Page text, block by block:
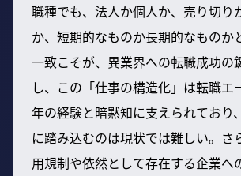
職種でも、法人か個人か、売り切り
か、短期的なものか長期的なものか
一致こそが、異業界への転職成功の
し、この「仕事の構造化」は転職エ
年の経験と暗黙知に支えられており
に踏み込むのは現状では難しい。さ
用規制や依然として存在する企業へ